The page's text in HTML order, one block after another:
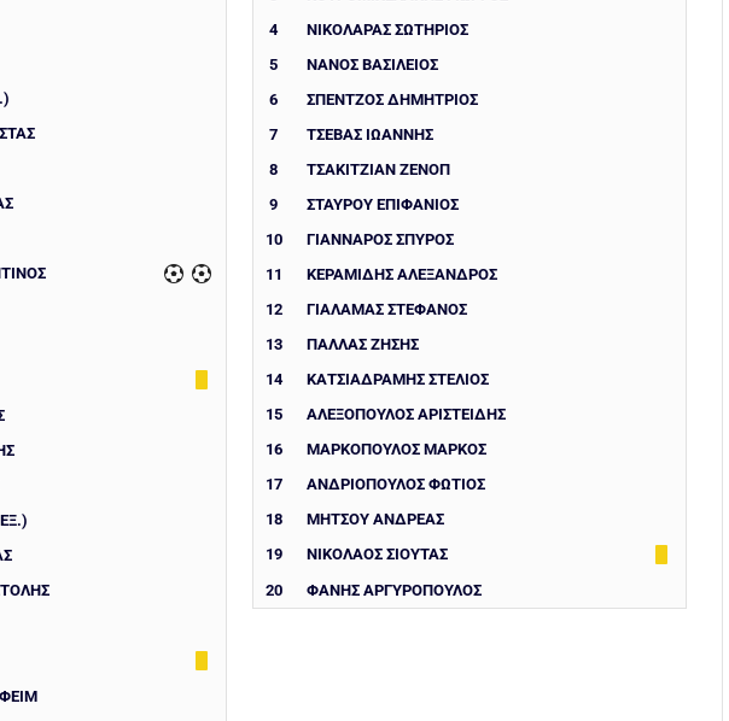
4
ΝΙΚΟΛΑΡΑΣ ΣΩΤΗΡΙΟΣ
5
ΝΑΝΟΣ ΒΑΣΙΛΕΙΟΣ
6
ΣΠΕΝΤΖΟΣ ΔΗΜΗΤΡΙΟΣ
7
ΤΣΕΒΑΣ ΙΩΑΝΝΗΣ
8
ΤΣΑΚΙΤΖΙΑΝ ΖΕΝΟΠ
9
ΣΤΑΥΡΟΥ ΕΠΙΦΑΝΙΟΣ
10
ΓΙΑΝΝΑΡΟΣ ΣΠΥΡΟΣ
11
ΚΕΡΑΜΙΔΗΣ ΑΛΕΞΑΝΔΡΟΣ
12
ΓΙΑΛΑΜΑΣ ΣΤΕΦΑΝΟΣ
13
ΠΑΛΛΑΣ ΖΗΣΗΣ
14
ΚΑΤΣΙΑΔΡΑΜΗΣ ΣΤΕΛΙΟΣ
15
ΑΛΕΞΟΠΟΥΛΟΣ ΑΡΙΣΤΕΙΔΗΣ
16
ΜΑΡΚΟΠΟΥΛΟΣ ΜΑΡΚΟΣ
17
ΑΝΔΡΙΟΠΟΥΛΟΣ ΦΩΤΙΟΣ
18
ΜΗΤΣΟΥ ΑΝΔΡΕΑΣ
19
ΝΙΚΌΛΑΟΣ ΣΙΟΎΤΑΣ
20
ΦΆΝΗΣ ΑΡΓΥΡΌΠΟΥΛΟΣ